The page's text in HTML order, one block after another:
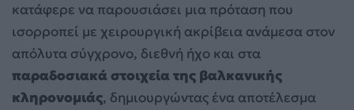
κατάφερε να παρουσιάσει μια πρόταση που
ισορροπεί με χειρουργική ακρίβεια ανάμεσα στον
απόλυτα σύγχρονο, διεθνή ήχο και στα
παραδοσιακά στοιχεία της βαλκανικής
κληρονομιάς, δημιουργώντας ένα αποτέλεσμα